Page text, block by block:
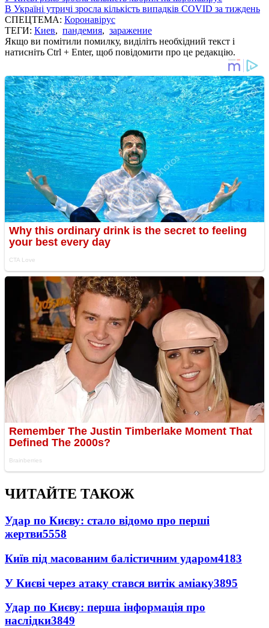
В Україні утричі зросла кількість випадків COVID за тиждень
СПЕЦТЕМА: Коронавірус
ТЕГИ: Киев, пандемия, заражение
Якщо ви помітили помилку, виділіть необхідний текст і
натисніть Ctrl + Enter, щоб повідомити про це редакцію.
ЧИТАЙТЕ ТАКОЖ
Удар по Києву: стало відомо про перші
жертви5558
Київ під масованим балістичним ударом4183
У Києві через атаку стався витік аміаку3895
Удар по Києву: перша інформація про
наслідки3849